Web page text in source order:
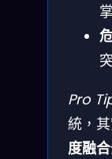
Pro
統，
度融